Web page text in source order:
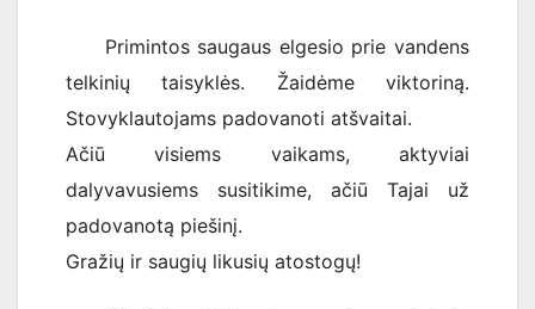
Primintos saugaus elgesio prie vandens
telkinių taisyklės. Žaidėme viktoriną.
Stovyklautojams padovanoti atšvaitai.
Ačiū visiems vaikams, aktyviai
dalyvavusiems susitikime, ačiū Tajai už
padovanotą piešinį.
Gražių ir saugių likusių atostogų!